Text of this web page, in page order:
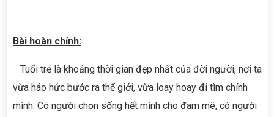
Bài hoàn chỉnh:
Tuổi trẻ là khoảng thời gian đẹp nhất của đời người, nơi ta
vừa háo hức bước ra thế giới, vừa loay hoay đi tìm chính
mình. Có người chọn sống hết mình cho đam mê, có người